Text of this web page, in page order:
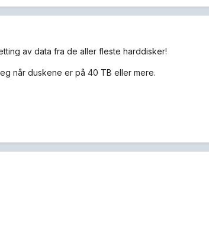
av data fra de aller fleste harddisker!
når duskene er på 40 TB eller mere.